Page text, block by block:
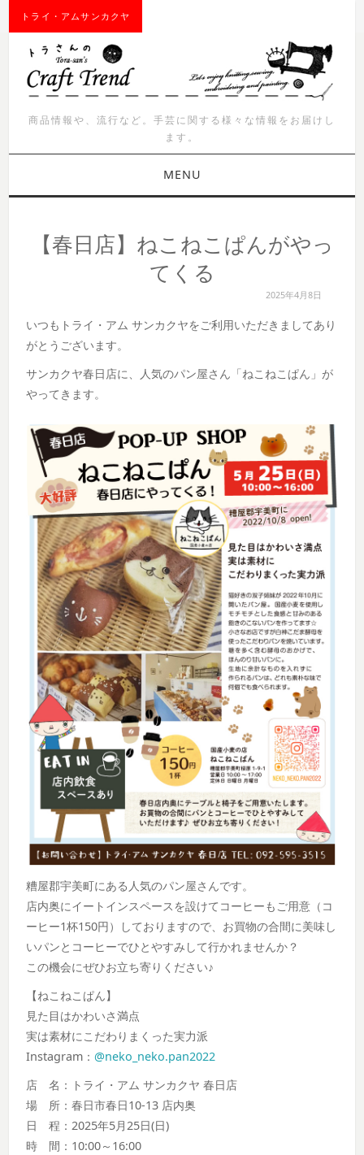
トライ・アムサンカクヤ
商品情報や、流行など。手芸に関する様々な情報をお届けし
ます。
MENU
商品紹介
ワークショップ
【春日店】ねこねこぱんがやっ
てくる
2025年4月8日
いつもトライ・アム サンカクヤをご利用いただきましてあり
がとうございます。
サンカクヤ春日店に、人気のパン屋さん「ねこねこぱん」が
やってきます。
糟屋郡宇美町にある人気のパン屋さんです。
店内奥にイートインスペースを設けてコーヒーもご用意（コ
ーヒー1杯150円）しておりますので、お買物の合間に美味し
いパンとコーヒーでひとやすみして行かれませんか？
この機会にぜひお立ち寄りください♪
【ねこねこぱん】
見た目はかわいさ満点
実は素材にこだわりまくった実力派
Instagram：@neko_neko.pan2022
店 名：トライ・アム サンカクヤ 春日店
場 所：春日市春日10-13 店内奥
日 程：2025年5月25日(日)
時 間：10:00～16:00